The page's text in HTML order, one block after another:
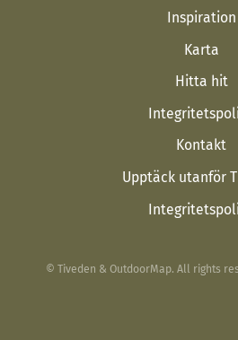
Inspiration
Karta
Hitta hit
Kontakt
Upptäck utanför
© Tiveden & OutdoorMap. All rights